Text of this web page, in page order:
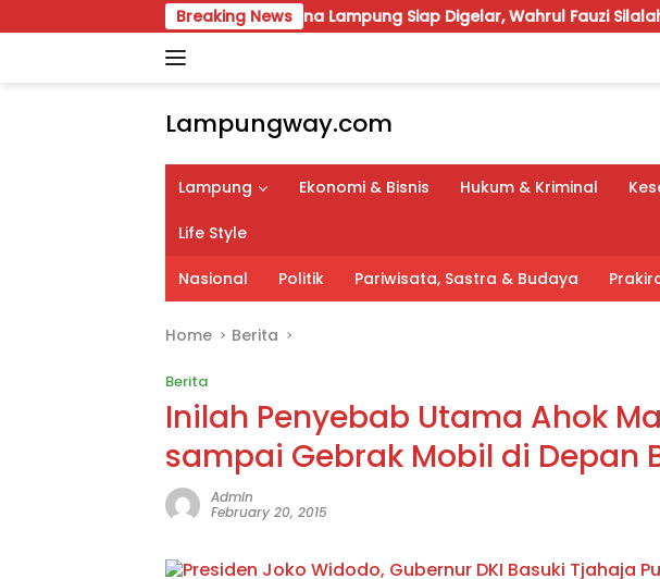
to
Breaking News
VIII Karang Taruna Lampung Siap Digelar, Wahrul Fauzi Silalahi Calon Tunggal
Lampungway.com
Berita
Daerah
Lampung
Terpercaya
dan
Terupdate
Lampung Ekonomi & Bisnis Hukum & Kriminal
Life Style
Nasional Politik Pariwisata, Sastra & Budaya
Home Berita
Berita
Inilah Penyebab Utama Ahok
sampai Gebrak Mobil di Depan
Admin
February 20, 2015